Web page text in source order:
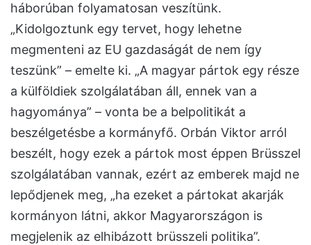
háborúban folyamatosan veszítünk.
„Kidolgoztunk egy tervet, hogy lehetne
megmenteni az EU gazdaságát de nem így
teszünk” – emelte ki. „A magyar pártok egy része
a külföldiek szolgálatában áll, ennek van a
hagyománya” – vonta be a belpolitikát a
beszélgetésbe a kormányfő. Orbán Viktor arról
beszélt, hogy ezek a pártok most éppen Brüsszel
szolgálatában vannak, ezért az emberek majd ne
lepődjenek meg, „ha ezeket a pártokat akarják
kormányon látni, akkor Magyarországon is
megjelenik az elhibázott brüsszeli politika”.